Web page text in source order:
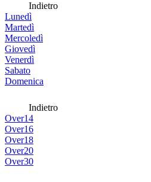
Indietro
Lunedì
Martedì
Mercoledì
Giovedì
Venerdì
Sabato
Domenica
Indietro
Over14
Over16
Over18
Over20
Over30